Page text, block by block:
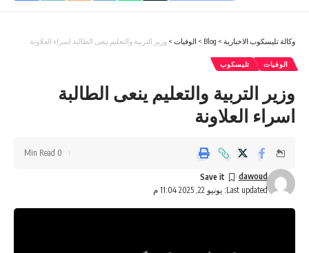
وكالة تليسكوب الاخبارية >
Blog
> الوفيات > وزير التربية والتعليم ينعى الطالبة اسراء العلاونة
الوفيات تليسكوب
وزير التربية والتعليم ينعى الطالبة
اسراء العلاونة
Last updated: يونيو 22, 2025 11:04 م
dawoud
0 Min Read